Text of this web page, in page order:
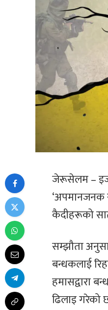
जेरूसेलम –
‘अपमानजनक
कैदीहरूको
सम्झौता
बन्धकलाई
हमासद्वारा
ढिलाइ गरेको